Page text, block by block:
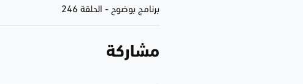
برنامج بوضوح - الحلقة 246
مشاركة